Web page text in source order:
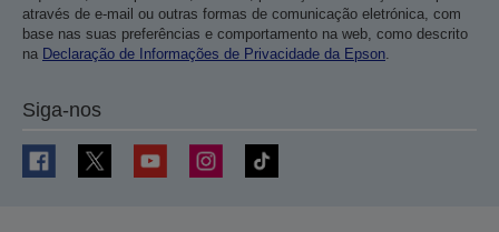
através de e-mail ou outras formas de comunicação eletrónica, com
base nas suas preferências e comportamento na web, como descrito
na Declaração de Informações de Privacidade da Epson.
Siga-nos